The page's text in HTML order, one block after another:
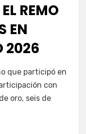
REMO
EN
2026
que participó en
con
oro, seis de